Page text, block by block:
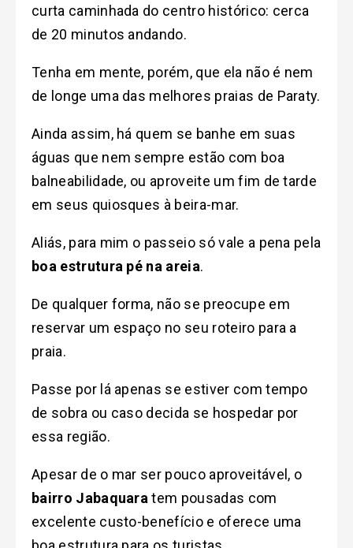
curta caminhada do centro histórico: cerca
de 20 minutos andando.
Tenha em mente, porém, que ela não é nem
de longe uma das melhores praias de Paraty.
Ainda assim, há quem se banhe em suas
águas que nem sempre estão com boa
balneabilidade, ou aproveite um fim de tarde
em seus quiosques à beira-mar.
Aliás, para mim o passeio só vale a pena pela
boa estrutura pé na areia.
De qualquer forma, não se preocupe em
reservar um espaço no seu roteiro para a
praia.
Passe por lá apenas se estiver com tempo
de sobra ou caso decida se hospedar por
essa região.
Apesar de o mar ser pouco aproveitável, o
bairro Jabaquara tem pousadas com
excelente custo-benefício e oferece uma